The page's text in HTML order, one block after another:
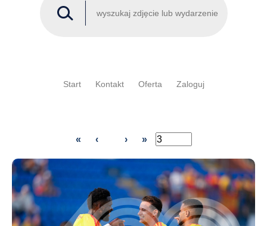
Start Kontakt Oferta Zaloguj
« ‹ › »